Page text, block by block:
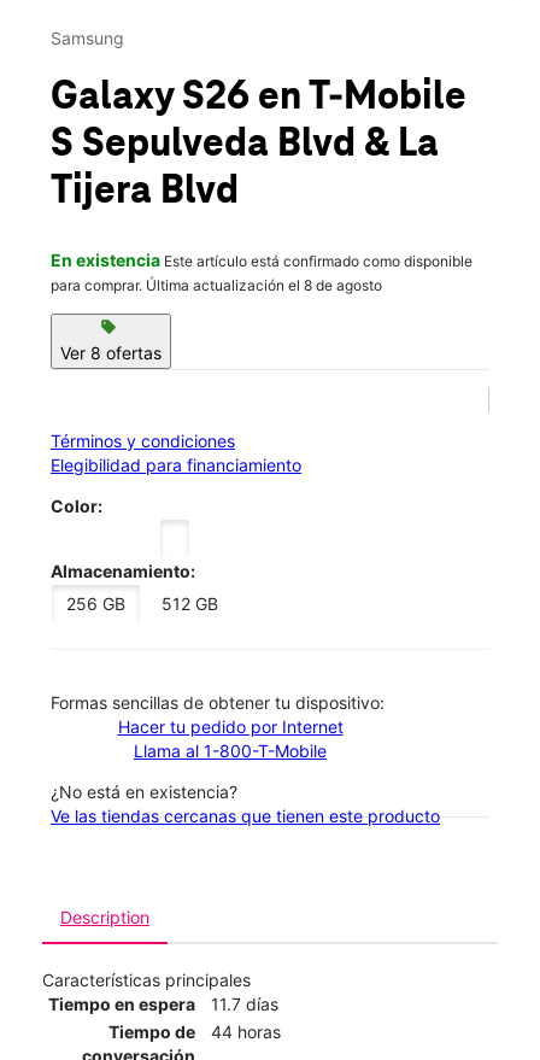
Sáb.:10:00 a.m. a 8:00 p.m.
8808 S Sepulveda Blvd Los Angeles, CA 90045
Samsung
Galaxy S26 en T-Mobile
S Sepulveda Blvd & La
Tijera Blvd
En existencia Este artículo está confirmado como disponible
para comprar. Última actualización el 8 de agosto
sell
Ver 8 ofertas
Términos y condiciones
Elegibilidad para financiamiento
Color:
Almacenamiento:
256 GB
512 GB
​​​​​​​Formas sencillas de obtener tu dispositivo:
Hacer tu pedido por Internet
Llama al 1-800-T-Mobile
¿No está en existencia?
Ve las tiendas cercanas que tienen este producto
Description
Características principales
Tiempo en espera
11.7 días
Tiempo de
conversación
44 horas